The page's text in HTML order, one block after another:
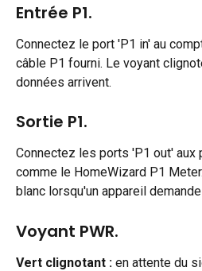
Entrée P1.
Connectez le port 'P1 in' au
câble P1 fourni. Le voyant
données arrivent.
Sortie P1.
Connectez les ports 'P1 out' aux
comme le HomeWizard P1
blanc lorsqu'un appareil
Voyant PWR.
Vert clignotant : en attente du